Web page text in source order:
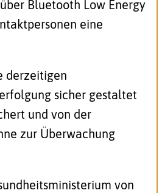
Bluetooth Low Energy
eine
derzeitigen
sicher gestaltet
und von der
zur Überwachung
von